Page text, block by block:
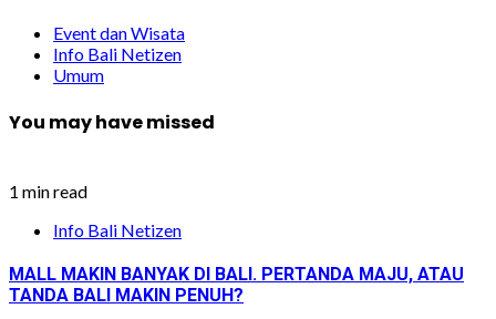
Event dan Wisata
Info Bali Netizen
Umum
You may have missed
1 min read
Info Bali Netizen
MALL MAKIN BANYAK DI BALI. PERTANDA MAJU, ATAU
TANDA BALI MAKIN PENUH?